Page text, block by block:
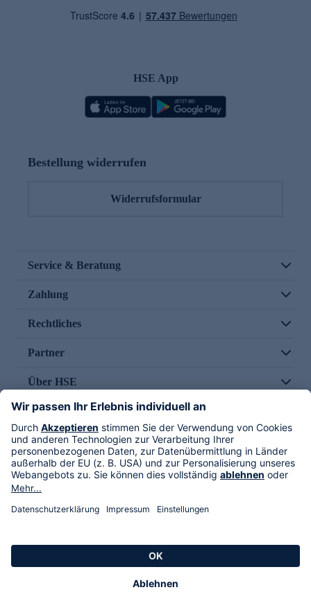
HSE App
Bestellung widerrufen
Widerrufsformular
Service & Beratung
Zahlung
Rechtliches
Partner
Über HSE
Im TV
HSE International